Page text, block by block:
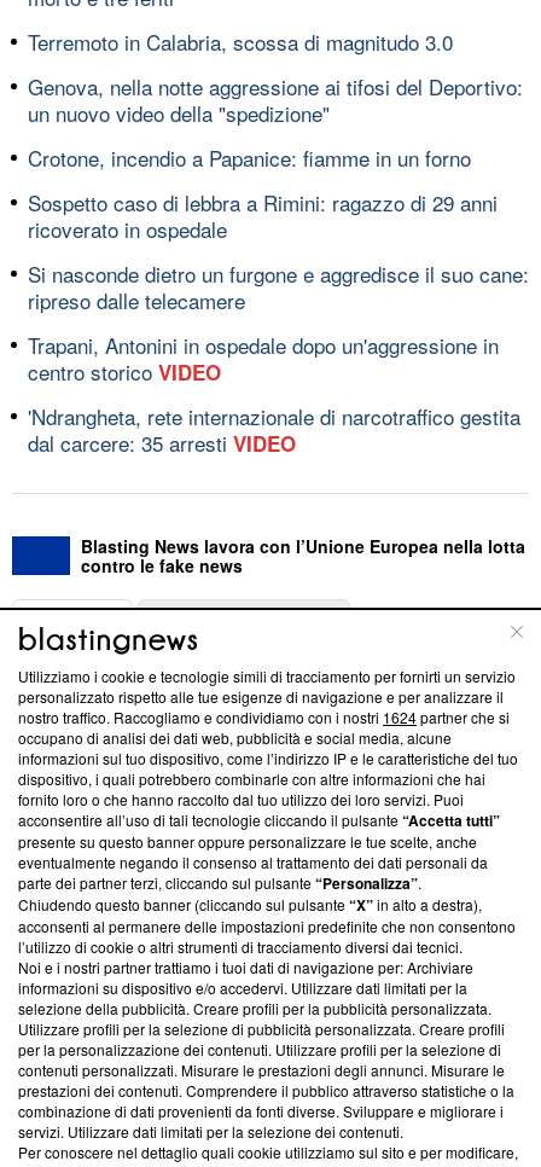
Terremoto in Calabria, scossa di magnitudo 3.0
Genova, nella notte aggressione ai tifosi del Deportivo:
un nuovo video della "spedizione"
Crotone, incendio a Papanice: fiamme in un forno
Sospetto caso di lebbra a Rimini: ragazzo di 29 anni
ricoverato in ospedale
Si nasconde dietro un furgone e aggredisce il suo cane:
ripreso dalle telecamere
Trapani, Antonini in ospedale dopo un'aggressione in
centro storico VIDEO
'Ndrangheta, rete internazionale di narcotraffico gestita
dal carcere: 35 arresti VIDEO
Blasting News lavora con l’Unione Europea nella lotta
contro le fake news
ABOUT
Questa sezione offre informazioni trasparenti su Blasting
News, sui nostri processi editoriali e su come ci impegniamo a
creare news di qualità. Inoltre, afferma la nostra aderenza a
‘Trust Project - News with Integrity’Blasting News non è
ancora membro del programma, ma ha richiesto di farne
parte; Trust Project non ha ancora effettuato una verifica di
conformità agli standard.
Su di noi
Team editoriale
Corporate
Redazione
Informativa Privacy
Cookie Policy
Blasting SA, IDI CHE-247.845.224, Via Carlo Frasca, 3 - 6900
Utilizziamo i cookie e tecnologie simili di tracciamento per fornirti un servizio
personalizzato rispetto alle tue esigenze di navigazione e per analizzare il
nostro traffico. Raccogliamo e condividiamo con i nostri 1624partner che si
occupano di analisi dei dati web, pubblicità e social media, alcune
informazioni sul tuo dispositivo, come l’indirizzo IP e le caratteristiche del tuo
dispositivo, i quali potrebbero combinarle con altre informazioni che hai
fornito loro o che hanno raccolto dal tuo utilizzo dei loro servizi. Puoi
acconsentire all’uso di tali tecnologie cliccando il pulsante“Accetta tutti”
presente su questo banner oppure personalizzare le tue scelte, anche
eventualmente negando il consenso al trattamento dei dati personali da
parte dei partner terzi, cliccando sul pulsante“Personalizza”.
Chiudendo questo banner (cliccando sul pulsante“X”in alto a destra),
acconsenti al permanere delle impostazioni predefinite che non consentono
l’utilizzo di cookie o altri strumenti di tracciamento diversi dai tecnici.
Noi e i nostri partner trattiamo i tuoi dati di navigazione per: Archiviare
informazioni su dispositivo e/o accedervi. Utilizzare dati limitati per la
selezione della pubblicità. Creare profili per la pubblicità personalizzata.
Utilizzare profili per la selezione di pubblicità personalizzata. Creare profili
per la personalizzazione dei contenuti. Utilizzare profili per la selezione di
contenuti personalizzati. Misurare le prestazioni degli annunci. Misurare le
prestazioni dei contenuti. Comprendere il pubblico attraverso statistiche o la
combinazione di dati provenienti da fonti diverse. Sviluppare e migliorare i
servizi. Utilizzare dati limitati per la selezione dei contenuti.
Per conoscere nel dettaglio quali cookie utilizziamo sul sito e per modificare,